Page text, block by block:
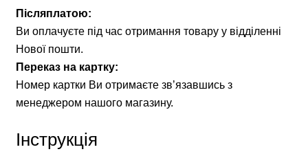
Післяплатою:
Ви оплачуєте під час отримання товару у відділенні
Нової пошти.
Переказ на картку:
Номер картки Ви отримаєте зв’язавшись з
менеджером нашого магазину.
Інструкція